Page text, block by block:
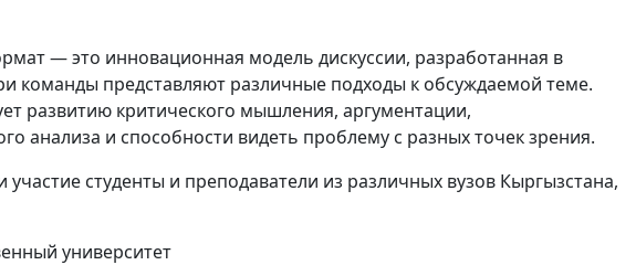
— это инновационная модель дискуссии, разработанная в
команды представляют различные подходы к обсуждаемой теме.
развитию критического мышления, аргументации,
анализа и способности видеть проблему с разных точек зрения.
участие студенты и преподаватели из различных вузов Кыргызстана,
университет